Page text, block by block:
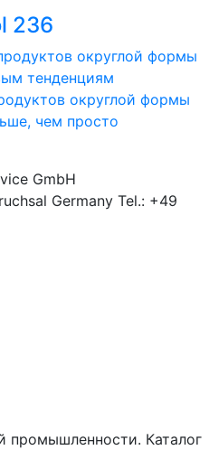
236
округлой формы
тенденциям
округлой формы
чем просто
GmbH
Germany Tel.: +49
промышленности. Каталог